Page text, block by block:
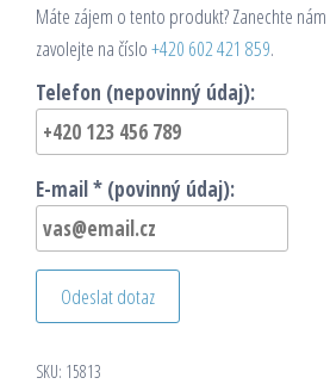
Máte zájem o tento produkt? Zanechte
zavolejte na číslo+420 602 421 859.
Telefon (nepovinný údaj):
E-mail * (povinný údaj):
Odeslat dotaz
SKU: 15813